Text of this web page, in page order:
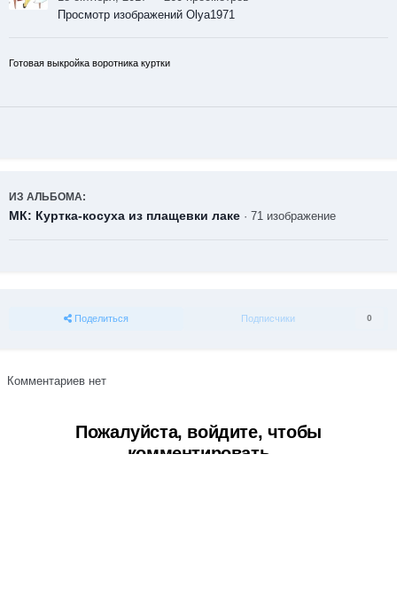
Просмотр изображений Olya1971
Готовая выкройка воротника куртки
ИЗ АЛЬБОМА:
МК: Куртка-косуха из плащевки лаке · 71 изображение
Поделиться Подписчики 0
Комментариев нет
Пожалуйста, войдите, чтобы
комментировать